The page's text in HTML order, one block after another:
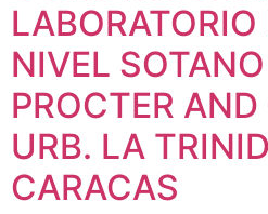
NIVEL
PROCTER
URB. LA
CARACAS